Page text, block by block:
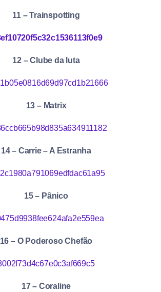
11 – Trainspotting
12 – Clube da luta
13 – Matrix
14 – Carrie – A Estranha
15 – Pânico
16 – O Poderoso Chefão
17 – Coraline